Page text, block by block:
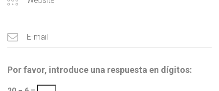
Por favor, introduce una respuesta en dígitos: